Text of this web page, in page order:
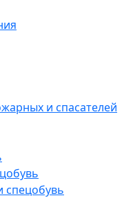
и спасателей
спецобувь